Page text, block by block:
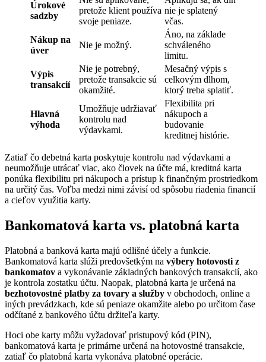
Úrokové
sadzby
pretože klient používa
svoje peniaze.
nie je splatený
včas.
Nákup na
úver
Nie je možný.
Áno, na základe
schváleného
limitu.
Výpis
transakcií
Nie je potrebný,
pretože transakcie sú
okamžité.
Mesačný výpis s
celkovým dlhom,
ktorý treba splatiť.
Hlavná
výhoda
Umožňuje udržiavať
kontrolu nad
výdavkami.
Flexibilita pri
nákupoch a
budovanie
kreditnej histórie.
Zatiaľ čo debetná karta poskytuje kontrolu nad výdavkami a
neumožňuje utrácať viac, ako človek na účte má, kreditná karta
ponúka flexibilitu pri nákupoch a prístup k finančným prostriedkom
na určitý čas. Voľba medzi nimi závisí od spôsobu riadenia financií
a cieľov využitia karty.
Bankomatová karta vs. platobná karta
Platobná a banková karta majú odlišné účely a funkcie.
Bankomatová karta slúži predovšetkým na výbery hotovosti z
bankomatov a vykonávanie základných bankových transakcií, ako
je kontrola zostatku účtu. Naopak, platobná karta je určená na
bezhotovostné platby za tovary a služby v obchodoch, online a
iných prevádzkach, kde sú peniaze okamžite alebo po určitom čase
odčítané z bankového účtu držiteľa karty.
Hoci obe karty môžu vyžadovať pristupový kód (PIN),
bankomatová karta je primárne určená na hotovostné transakcie,
zatiaľ čo platobná karta vykonáva platobné operácie.